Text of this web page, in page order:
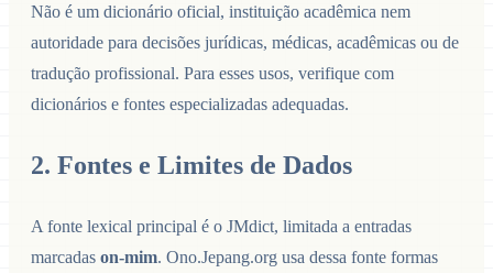
Não é um dicionário oficial, instituição acadêmica nem
autoridade para decisões jurídicas, médicas, acadêmicas ou de
tradução profissional. Para esses usos, verifique com
dicionários e fontes especializadas adequadas.
2. Fontes e Limites de Dados
A fonte lexical principal é o JMdict, limitada a entradas
marcadas on-mim. Ono.Jepang.org usa dessa fonte formas